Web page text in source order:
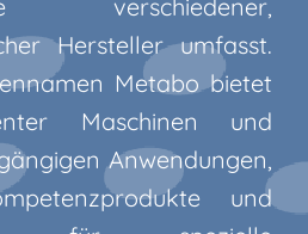
verschiedener,
Hersteller umfasst.
Metabo bietet
Maschinen und
Anwendungen,
und